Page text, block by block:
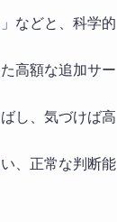
などと、科学的
高額な追加サー
し、気づけば高
、正常な判断能